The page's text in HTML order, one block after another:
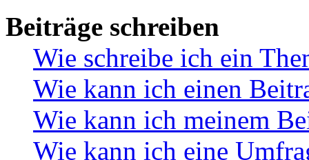
Beiträge schreiben
Wie schreibe ich ein
Wie kann ich einen
Wie kann ich meinem
Wie kann ich eine